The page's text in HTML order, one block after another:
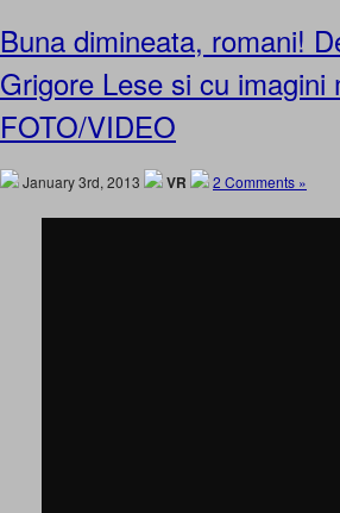
Buna dimineata, romani!
Grigore Lese si cu
FOTO/VIDEO
January 3rd, 2013 VR 2 Comments »